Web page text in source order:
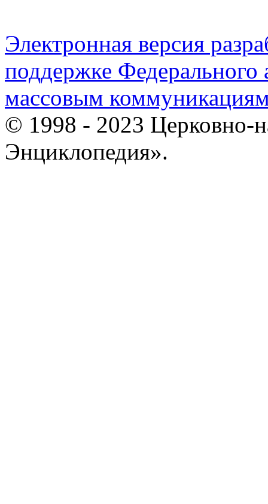
Электронная версия
поддержке Федерального
массовым
© 1998 - 2023 Церковно-
Энциклопедия».